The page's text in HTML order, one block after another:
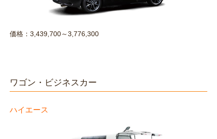
価格：3,439,700～3,776,300
ワゴン・ビジネスカー
ハイエース